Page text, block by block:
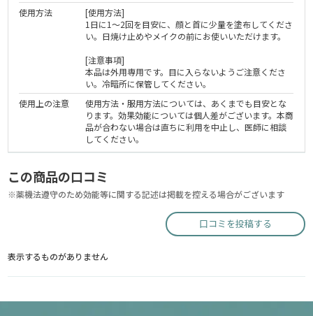
使用方法
[使用方法]
1日に1～2回を目安に、顔と首に少量を塗布してくださ
い。日焼け止めやメイクの前にお使いいただけます。
[注意事項]
本品は外用専用です。目に入らないようご注意くださ
い。冷暗所に保管してください。
使用上の注意
使用方法・服用方法については、あくまでも目安とな
ります。効果効能については個人差がございます。本商
品が合わない場合は直ちに利用を中止し、医師に相談
してください。
この商品の口コミ
※薬機法遵守のため効能等に関する記述は掲載を控える場合がございます
口コミを投稿する
表示するものがありません